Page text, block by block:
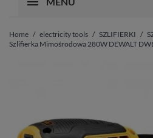
Home electricity tools SZLIFIERKI
Szlifierka Mimośrodowa 280W DEWALT